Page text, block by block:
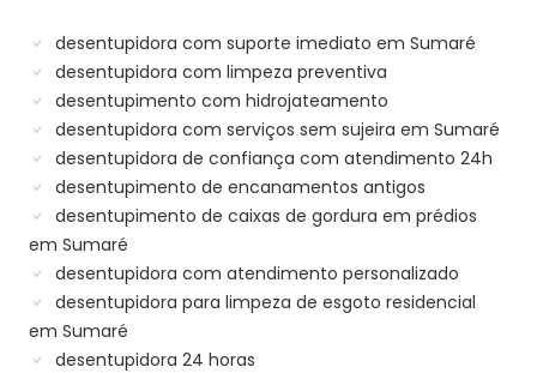
desentupidora com suporte imediato em Sumaré
desentupidora com limpeza preventiva
desentupimento com hidrojateamento
desentupidora com serviços sem sujeira em Sumaré
desentupidora de confiança com atendimento 24h
desentupimento de encanamentos antigos
desentupimento de caixas de gordura em prédios
em Sumaré
desentupidora com atendimento personalizado
desentupidora para limpeza de esgoto residencial
em Sumaré
desentupidora 24 horas